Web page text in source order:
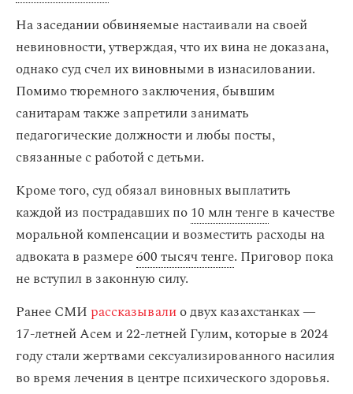
На заседании обвиняемые настаивали на своей
невиновности, утверждая, что их вина не доказана,
однако суд счел их виновными в изнасиловании.
Помимо тюремного заключения, бывшим
санитарам также запретили занимать
педагогические должности и любы посты,
связанные с работой с детьми.
Кроме того, суд обязал виновных выплатить
каждой из пострадавших по10 млн тенгев качестве
моральной компенсации и возместить расходы на
адвоката в размере600 тысяч тенге. Приговор пока
не вступил в законную силу.
Ранее СМИ рассказывалио двух казахстанках —
17-летней Асем и 22-летней Гулим, которые в 2024
году стали жертвами сексуализированного насилия
во время лечения в центре психического здоровья.